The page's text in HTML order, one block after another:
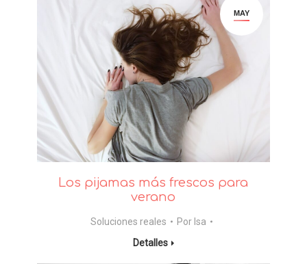
MAY
Los pijamas más frescos para
verano
Soluciones reales Por Isa
Detalles